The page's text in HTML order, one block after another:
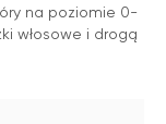
na poziomie 0-
włosowe i drogą